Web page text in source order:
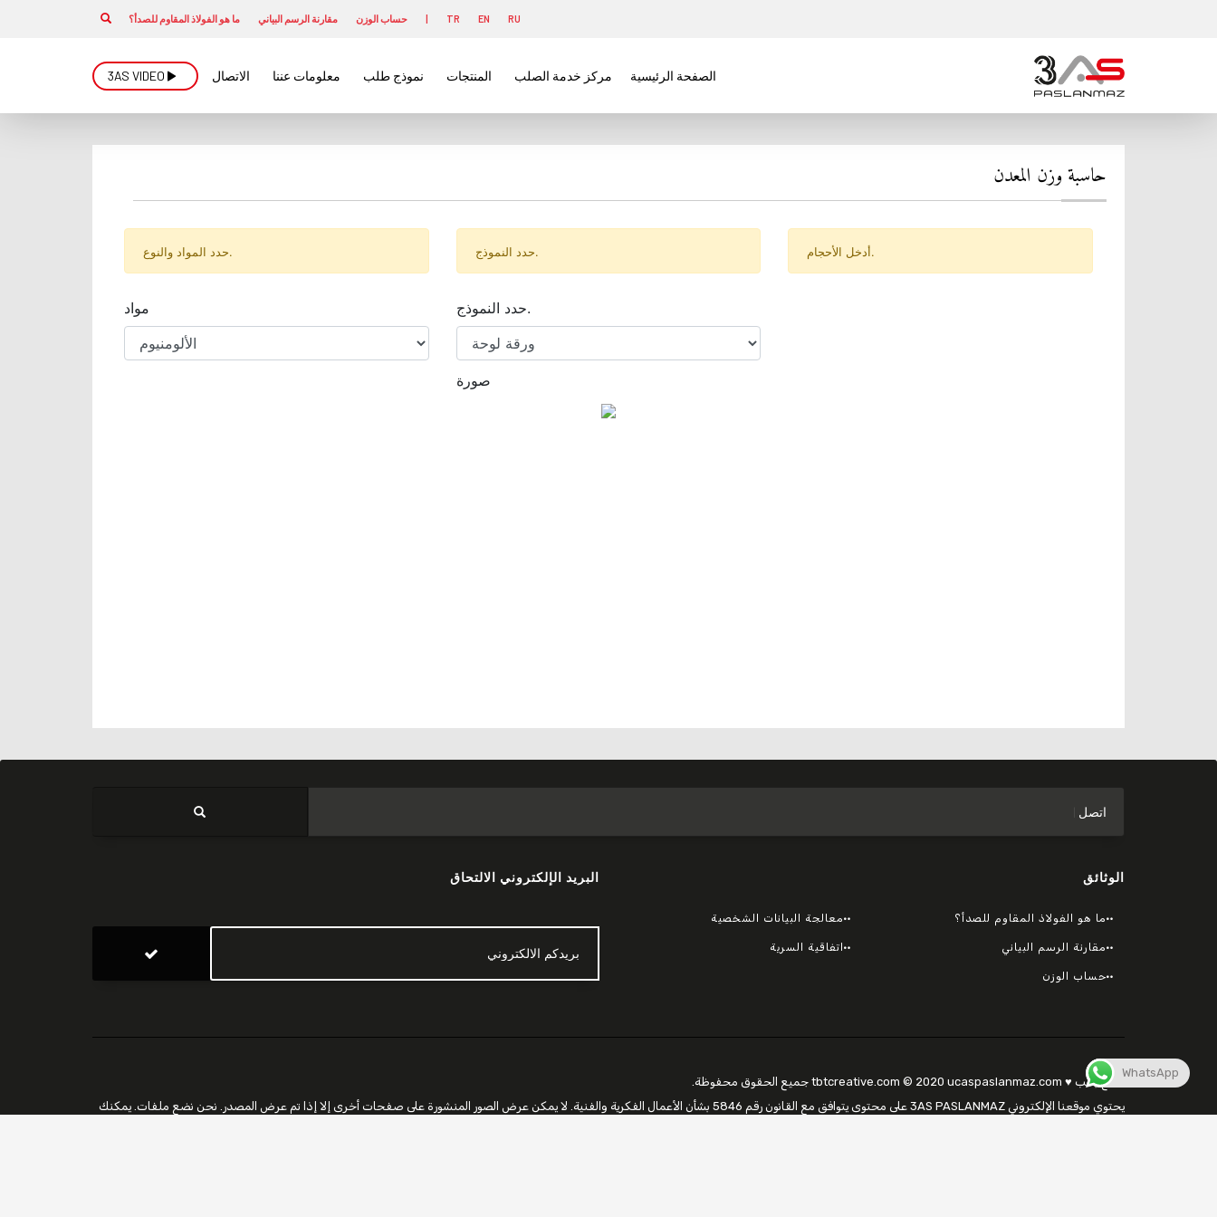
ما هو الفولاذ المقاوم للصدأ؟ مقارنة الرسم البياني حساب الوزن | TR EN RU
الصفحة الرئيسية مركز خدمة الصلب المنتجات نموذج طلب معلومات عننا الاتصال
حاسبة وزن المعدن
اتصل
الوثائق
ما هو الفولاذ المقاوم للصدأ؟
مقارنة الرسم البياني
حساب الوزن
معالجة البيانات الشخصية
اتفاقية السرية
البريد الإلكتروني الالتحاق
صنع بحب ♥ tbtcreative.com © 2020 ucaspaslanmaz.com جميع الحقوق محفوظة.
يحتوي موقعنا الإلكتروني 3AS PASLANMAZ على محتوى يتوافق مع القانون رقم 5846 بشأن الأعمال الفكرية والفنية. لا يمكن عرض الصور المنشورة على صفحات أخرى إلا إذا تم عرض المصدر. نحن نضع ملفات. يمكنك
WhatsApp